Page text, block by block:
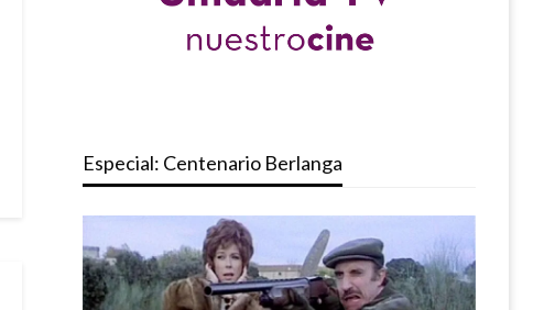
Especial: Centenario Berlanga